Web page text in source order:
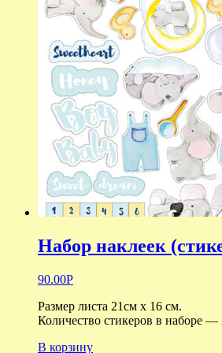
Набор наклеек
90.00Р
Размер листа 21см x 16 см.
Количество стикеров в наборе —
В корзину